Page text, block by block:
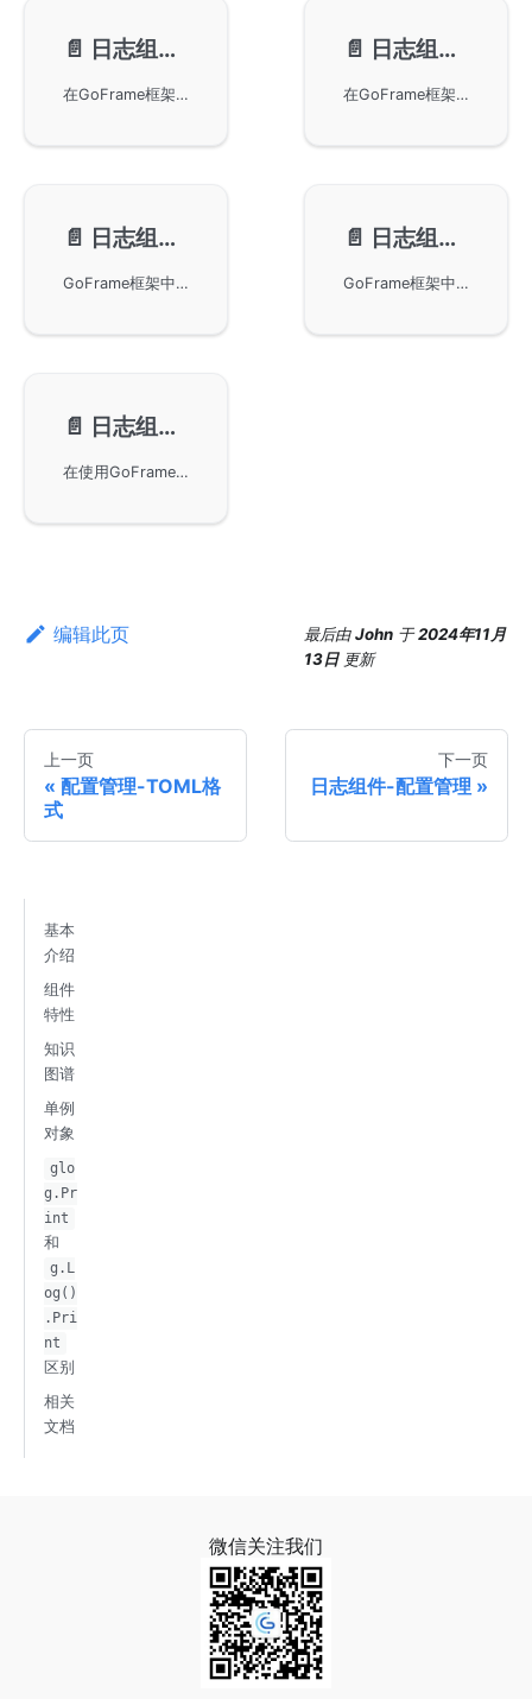
📄️ 日志组件-调试信息
在GoFrame框架中使用Debug/Debugf方法进行调试信息记录的方式，适用于开发和测试环境。通过代码示例演示如何使用SetDebug方法控制调试信息的输出，以及通过命令行参数和环境变量关闭调试日志的操作。
📄️ 日志组件-Writer接口
在GoFrame框架中使用glog模块的Writer接口来自定义日志输出。通过实现自定义Writer对象，可以灵活地将日志输出到不同的目标如文件、标准输出和Graylog等。此外，还提供了示例代码说明如何实现日志HOOK功能，以便及时将严重错误通知到监控服务。
📄️ 日志组件-Flags特性
GoFrame框架中日志组件的Flags特性，说明如何通过不同的常量组合来控制日志输出的额外特性，包括异步输出、调用行号信息打印以及多种时间格式的选择。这些特性能够帮助开发者实现更灵活的日志记录和调试。
📄️ 日志组件-Rotate特性
GoFrame框架中glog组件的日志滚动切分特性，包括通过设置日志文件名称按照日期输出、通过设置RotateSize和RotateExpire进行日志滚动切分、支持日志文件压缩与备份、配置示例，以及注意事项等内容。提供详细的配置项说明和示例代码，帮助开发者更好地管理日志文件。
📄️ 日志组件-常见问题
在使用GoFrame框架进行日志记录时，打印error变量的堆栈信息，而不是打印日志方法调用时的堆栈。提供了具体的Go代码示例，帮助开发者更准确地进行错误日志的记录和调试。
编辑此页 最后由John 于2024年11月
13日 更新
上一页
配置管理-TOML格
式
下一页
日志组件-配置管理
基本
介绍
组件
特性
知识
图谱
单例
对象
glo
g.Pr
int
和
g.L
og()
.Pri
nt
区别
相关
文档
微信关注我们